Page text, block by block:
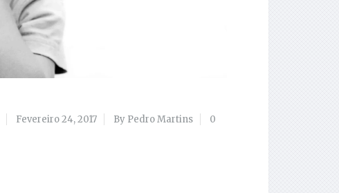
Fevereiro 24, 2017 By Pedro Martins
0